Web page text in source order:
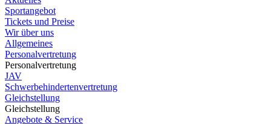
Sportangebot
Tickets und Preise
Wir über uns
Allgemeines
Personalvertretung
Personalvertretung
JAV
Schwerbehindertenvertretung
Gleichstellung
Gleichstellung
Angebote & Service